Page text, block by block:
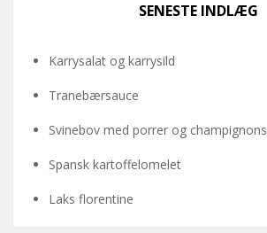
SENESTE INDLÆG
Karrysalat og karrysild
Tranebærsauce
Svinebov med porrer og champignons
Spansk kartoffelomelet
Laks florentine